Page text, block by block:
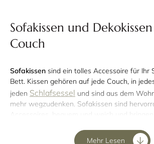
Sofakissen und
Couch
Sofakissen sind ein tolles Accessoire für Ihr
Bett. Kissen gehören auf jede Couch, in
jeden Schlafsessel und sind aus dem
mehr wegzudenken. Sofakissen sind
Accessoires, bequem und weich und bringen
Sofakissen von
Mehr Lesen